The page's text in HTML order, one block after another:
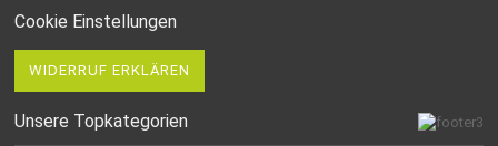
Cookie Einstellungen
WIDERRUF ERKLÄREN
Unsere Topkategorien